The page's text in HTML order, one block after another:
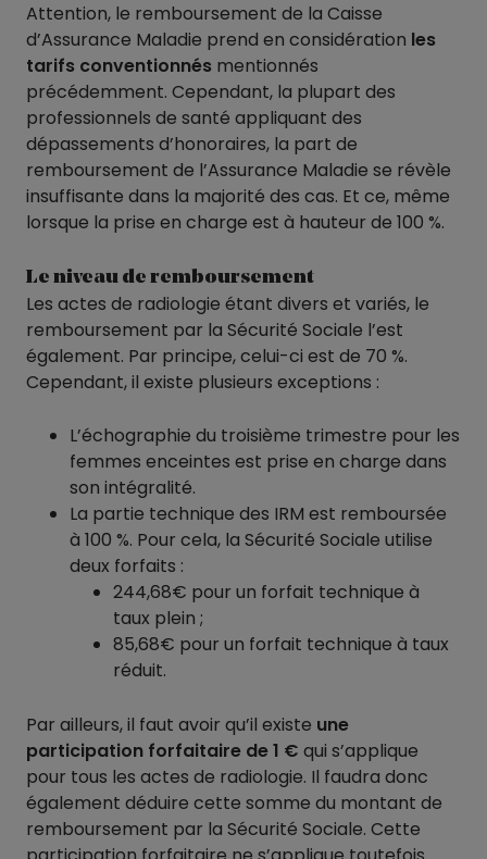
Attention, le remboursement de la Caisse
d’Assurance Maladie prend en considération les
tarifs conventionnés mentionnés
précédemment. Cependant, la plupart des
professionnels de santé appliquant des
dépassements d’honoraires, la part de
remboursement de l’Assurance Maladie se révèle
insuffisante dans la majorité des cas. Et ce, même
lorsque la prise en charge est à hauteur de 100 %.
Le niveau de remboursement
Les actes de radiologie étant divers et variés, le
remboursement par la Sécurité Sociale l’est
également. Par principe, celui-ci est de 70 %.
Cependant, il existe plusieurs exceptions :
L’échographie du troisième trimestre pour les
femmes enceintes est prise en charge dans
son intégralité.
La partie technique des IRM est remboursée
à 100 %. Pour cela, la Sécurité Sociale utilise
deux forfaits :
244,68€ pour un forfait technique à
taux plein ;
85,68€ pour un forfait technique à taux
réduit.
Par ailleurs, il faut avoir qu’il existe une
participation forfaitaire de 1 € qui s’applique
pour tous les actes de radiologie. Il faudra donc
également déduire cette somme du montant de
remboursement par la Sécurité Sociale. Cette